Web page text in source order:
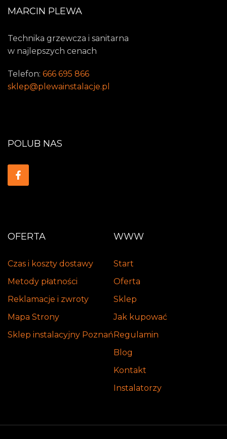
MARCIN PLEWA
Technika grzewcza i sanitarna
w najlepszych cenach
Telefon: 666 695 866
sklep@plewainstalacje.pl
OFERTA
Czas i koszty dostawy
Metody płatności
Reklamacje i zwroty
Mapa Strony
Sklep instalacyjny Poznań
WWW
Start
Oferta
Sklep
Jak kupować
Regulamin
Blog
Kontakt
Instalatorzy
POLUB NAS